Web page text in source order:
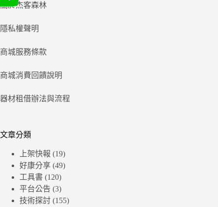
關於杰客森林
隱私權聲明
商城服務條款
商城消費回饋說明
器材租借辦法與流程
文章分類
上架快報 (19)
好康分享 (49)
工具書 (120)
平台公告 (3)
技術探討 (155)